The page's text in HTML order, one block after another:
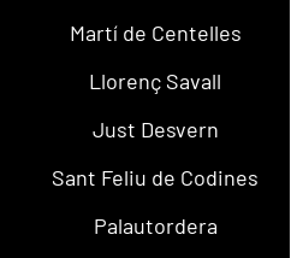
Martí de Centelles
Llorenç Savall
Just Desvern
Sant Feliu de Codines
Palautordera